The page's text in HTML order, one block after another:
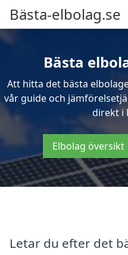
Bästa-elbolag.se
Bästa
Att hitta det bästa
vår guide och
direkt i
Elbolag översikt
Letar du efter det